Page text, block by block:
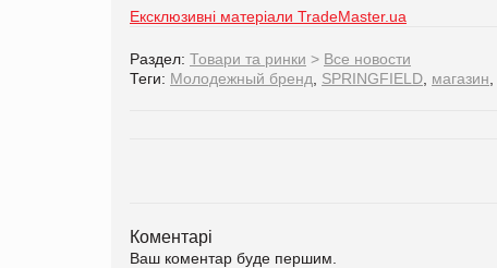
Ексклюзивні матеріали TradeMaster.ua
Раздел: Товари та ринки > Все новости
Теги: Молодежный бренд SPRINGFIELD магазин
Коментарі
Ваш коментар буде першим.